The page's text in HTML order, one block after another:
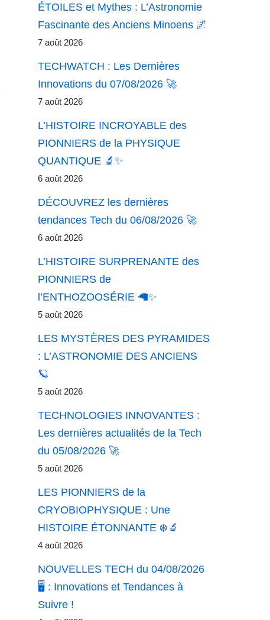
ÉTOILES et Mythes : L’Astronomie
Fascinante des Anciens Minoens 🌌
7 août 2026
TECHWATCH : Les Dernières
Innovations du 07/08/2026 🚀
7 août 2026
L’HISTOIRE INCROYABLE des
PIONNIERS de la PHYSIQUE
QUANTIQUE 🔬✨
6 août 2026
DÉCOUVREZ les dernières
tendances Tech du 06/08/2026 🚀
6 août 2026
L’HISTOIRE SURPRENANTE des
PIONNIERS de
l’ENTHOZOOSÉRIE 🦙✨
5 août 2026
LES MYSTÈRES DES PYRAMIDES
: L’ASTRONOMIE DES ANCIENS
🪐
5 août 2026
TECHNOLOGIES INNOVANTES :
Les dernières actualités de la Tech
du 05/08/2026 🚀
5 août 2026
LES PIONNIERS de la
CRYOBIOPHYSIQUE : Une
HISTOIRE ÉTONNANTE ❄️🔬
4 août 2026
NOUVELLES TECH du 04/08/2026
🖥️ : Innovations et Tendances à
Suivre !